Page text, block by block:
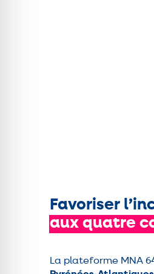
Favoriser
aux quatre
La plateforme MNA